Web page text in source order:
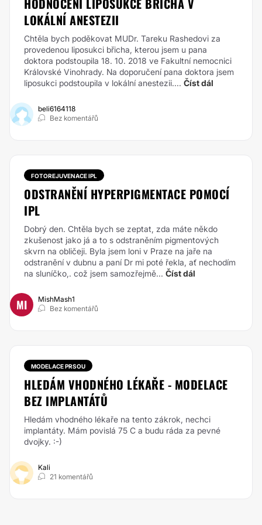
HODNOCENÍ LIPOSUKCE BŘICHA V
LOKÁLNÍ ANESTEZII
Chtěla bych poděkovat MUDr. Tareku Rashedovi za
provedenou liposukci břicha, kterou jsem u pana
doktora podstoupila 18. 10. 2018 ve Fakultní nemocnici
Královské Vinohrady. Na doporučení pana doktora jsem
liposukci podstoupila v lokální anestezii.... Číst dál
beli6164118
Bez komentářů
FOTOREJUVENACE IPL
ODSTRANĚNÍ HYPERPIGMENTACE POMOCÍ
IPL
Dobrý den. Chtěla bych se zeptat, zda máte někdo
zkušenost jako já a to s odstraněním pigmentových
skvrn na obličeji. Byla jsem loni v Praze na jaře na
odstranění v dubnu a paní Dr mi poté řekla, ať nechodím
na sluníčko,. což jsem samozřejmě... Číst dál
MI
MishMash1
Bez komentářů
MODELACE PRSOU
HLEDÁM VHODNÉHO LÉKAŘE - MODELACE
BEZ IMPLANTÁTŮ
Hledám vhodného lékaře na tento zákrok, nechci
implantáty. Mám povislá 75 C a budu ráda za pevné
dvojky. :-)
Kali
21 komentářů